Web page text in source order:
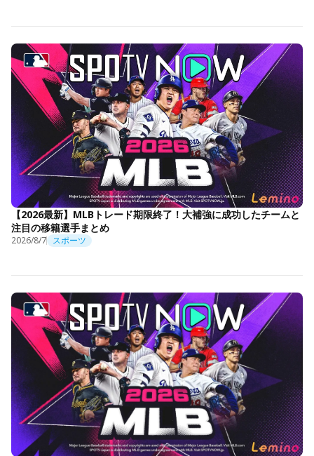
【2026最新】MLBトレード期限終了！大補強に成功したチームと
注目の移籍選手まとめ
2026/8/7 スポーツ